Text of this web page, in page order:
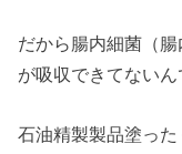
だから腸内細菌（
が吸収できてないん
石油精製製品塗っ